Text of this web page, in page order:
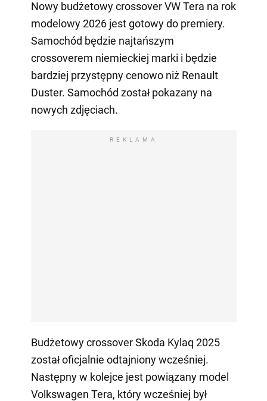
Nowy budżetowy crossover VW Tera na rok
modelowy 2026 jest gotowy do premiery.
Samochód będzie najtańszym
crossoverem niemieckiej marki i będzie
bardziej przystępny cenowo niż Renault
Duster. Samochód został pokazany na
nowych zdjęciach.
REKLAMA
Budżetowy crossover Skoda Kylaq 2025
został oficjalnie odtajniony wcześniej.
Następny w kolejce jest powiązany model
Volkswagen Tera, który wcześniej był